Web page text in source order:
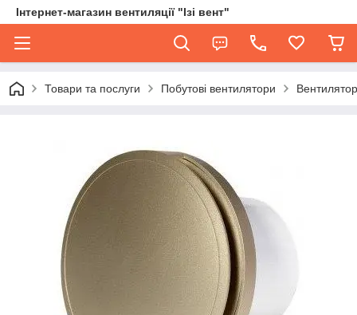
Інтернет-магазин вентиляції "Ізі вент"
Товари та послуги Побутові вентилятори